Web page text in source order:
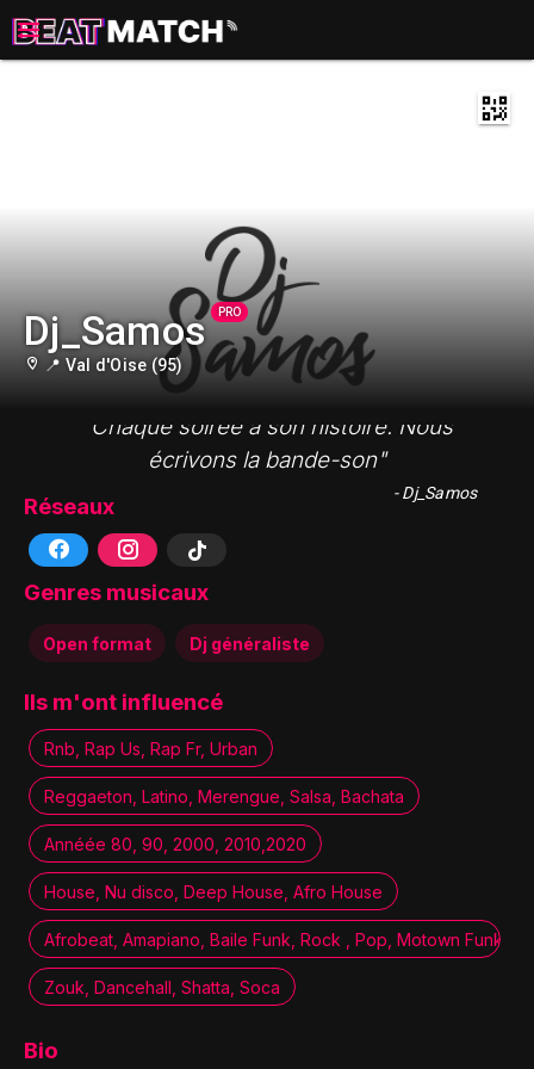
Dj_Samos PRO
📍 Val d'Oise (95)
"Chaque soirée a son histoire. Nous
écrivons la bande-son"
- Dj_Samos
Réseaux
Genres musicaux
Open format Dj généraliste
Ils m'ont influencé
Rnb, Rap Us, Rap Fr, Urban
Reggaeton, Latino, Merengue, Salsa, Bachata
Annéée 80, 90, 2000, 2010,2020
House, Nu disco, Deep House, Afro House
Afrobeat, Amapiano, Baile Funk, Rock , Pop, Motown Funk,
Zouk, Dancehall, Shatta, Soca
Bio